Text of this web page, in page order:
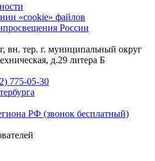
«cookie» файлов
России
вн. тер. г. муниципальный округ
д.29 литера Б
775-05-30
РФ (звонок бесплатный)